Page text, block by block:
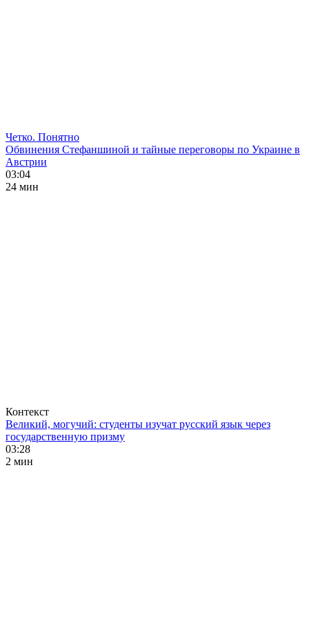
Четко. Понятно
Обвинения Стефаншиной и тайные переговоры по Украине в
Австрии
03:04
24 мин
Контекст
Великий, могучий: студенты изучат русский язык через
государственную призму
03:28
2 мин